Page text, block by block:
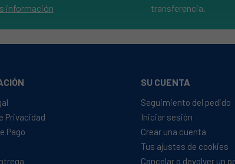
información
transferencia.
Privacidad
Pago
SU CUENTA
Seguimiento del pedido
Iniciar sesión
Crear una cuenta
Tus ajustes de cookies
Cancelar o devolver un